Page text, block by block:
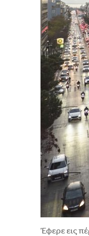
Έφερε εις